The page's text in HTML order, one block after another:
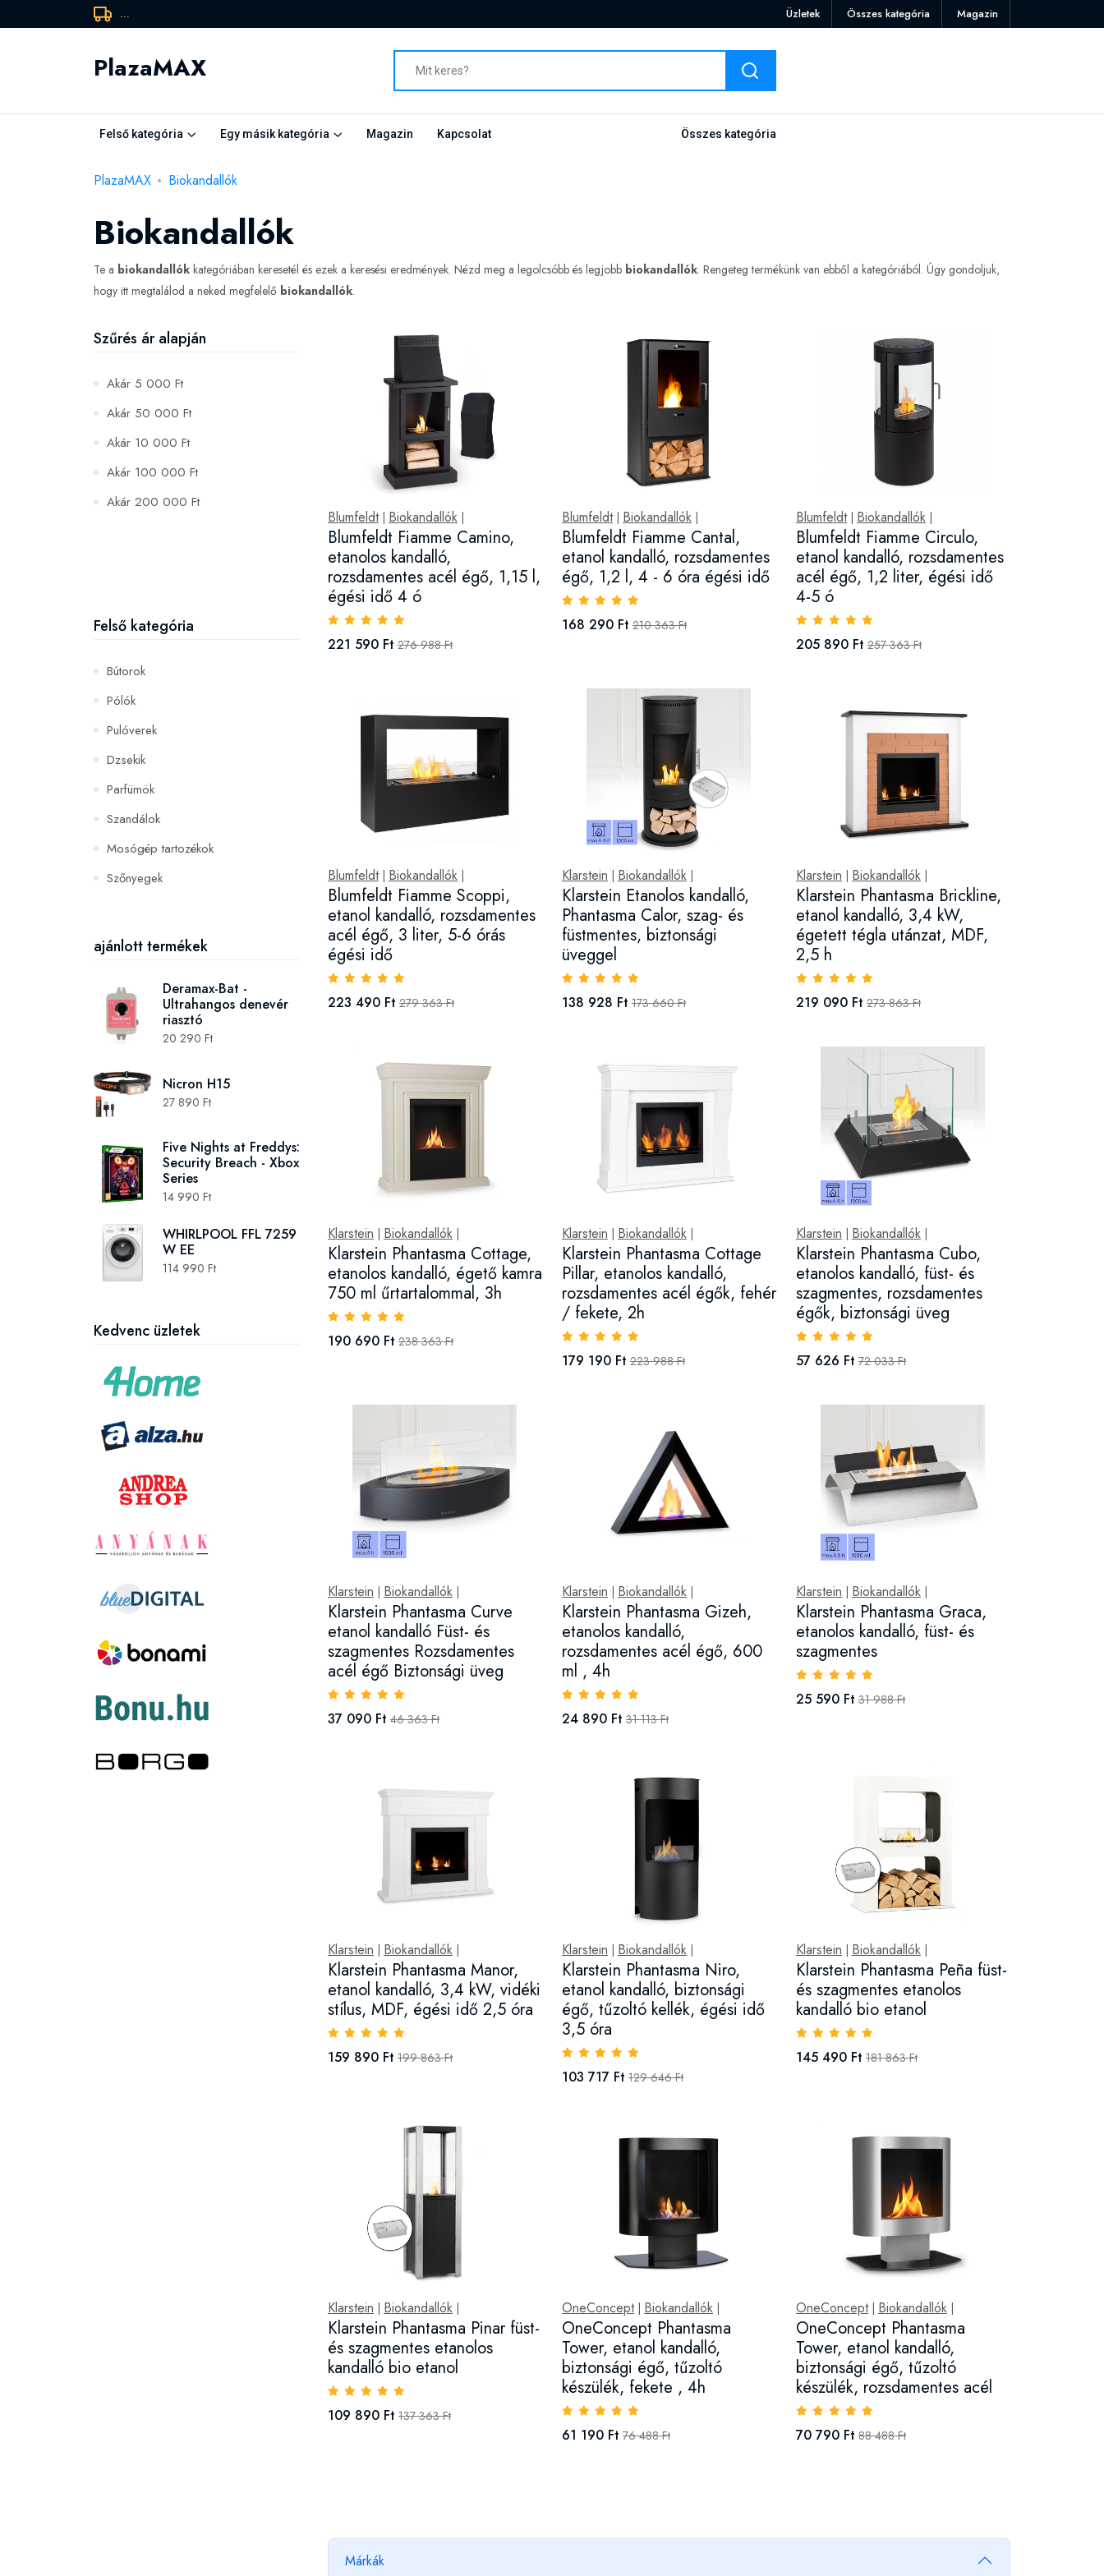
... Üzletek Összes kategória Magazin
PlazaMAX
Felső kategória Egy másik kategória Magazin Kapcsolat Összes kategória
PlazaMAX Biokandallók
Biokandallók
Te a biokandallók kategóriában keresetél és ezek a keresési eredmények. Nézd meg a legolcsóbb és legjobb biokandallók. Rengeteg termékünk van ebből a kategóriából. Úgy gondoljuk,
hogy itt megtalálod a neked megfelelő biokandallók.
Szűrés ár alapján
Akár 5 000 Ft
Akár 50 000 Ft
Akár 10 000 Ft
Akár 100 000 Ft
Akár 200 000 Ft
Felső kategória
Bútorok
Pólók
Pulóverek
Dzsekik
Parfümök
Szandálok
Mosógép tartozékok
Szőnyegek
Szerszámok és gépek
ajánlott termékek
Deramax-Bat -
Ultrahangos denevér
riasztó
20 290 Ft
Nicron H15
27 890 Ft
Five Nights at Freddys:
Security Breach - Xbox
Series
14 990 Ft
WHIRLPOOL FFL 7259
W EE
114 990 Ft
Kedvenc üzletek
Blumfeldt| Biokandallók
Blumfeldt Fiamme Camino,
etanolos kandalló,
rozsdamentes acél égő, 1,15 l,
égési idő 4 ó
221 590 Ft 276 988 Ft
Blumfeldt| Biokandallók|
Blumfeldt Fiamme Cantal,
etanol kandalló, rozsdamentes
égő, 1,2 l, 4 - 6 óra égési idő
168 290 Ft 210 363 Ft
Blumfeldt| Biokandallók|
Blumfeldt Fiamme Circulo,
etanol kandalló, rozsdamentes
acél égő, 1,2 liter, égési idő
4-5 ó
205 890 Ft 257 363 Ft
Blumfeldt| Biokandallók
Blumfeldt Fiamme Scoppi,
etanol kandalló, rozsdamentes
acél égő, 3 liter, 5-6 órás
égési idő
223 490 Ft 279 363 Ft
Klarstein Biokandallók|
Klarstein Etanolos kandalló,
Phantasma Calor, szag- és
füstmentes, biztonsági
üveggel
138 928 Ft 173 660 Ft
Klarstein Biokandallók|
Klarstein Phantasma Brickline,
etanol kandalló, 3,4 kW,
égetett tégla utánzat, MDF,
2,5 h
219 090 Ft 273 863 Ft
Klarstein Biokandallók
Klarstein Phantasma Cottage,
etanolos kandalló, égető kamra
750 ml űrtartalommal, 3h
190 690 Ft 238 363 Ft
Klarstein Biokandallók|
Klarstein Phantasma Cottage
Pillar, etanolos kandalló,
rozsdamentes acél égők, fehér
/ fekete, 2h
179 190 Ft 223 988 Ft
Klarstein Biokandallók|
Klarstein Phantasma Cubo,
etanolos kandalló, füst- és
szagmentes, rozsdamentes
égők, biztonsági üveg
57 626 Ft 72 033 Ft
Klarstein Biokandallók
Klarstein Phantasma Curve
etanol kandalló Füst- és
szagmentes Rozsdamentes
acél égő Biztonsági üveg
37 090 Ft 46 363 Ft
Klarstein Biokandallók|
Klarstein Phantasma Gizeh,
etanolos kandalló,
rozsdamentes acél égő, 600
ml , 4h
24 890 Ft 31 113 Ft
Klarstein Biokandallók|
Klarstein Phantasma Graca,
etanolos kandalló, füst- és
szagmentes
25 590 Ft 31 988 Ft
Klarstein Biokandallók
Klarstein Phantasma Manor,
etanol kandalló, 3,4 kW, vidéki
stílus, MDF, égési idő 2,5 óra
159 890 Ft 199 863 Ft
Klarstein Biokandallók|
Klarstein Phantasma Niro,
etanol kandalló, biztonsági
égő, tűzoltó kellék, égési idő
3,5 óra
103 717 Ft 129 646 Ft
Klarstein Biokandallók|
Klarstein Phantasma Peña füst-
és szagmentes etanolos
kandalló bio etanol
145 490 Ft 181 863 Ft
Klarstein Biokandallók
Klarstein Phantasma Pinar füst-
és szagmentes etanolos
kandalló bio etanol
109 890 Ft 137 363 Ft
OneConcept| Biokandallók|
OneConcept Phantasma
Tower, etanol kandalló,
biztonsági égő, tűzoltó
készülék, fekete , 4h
61 190 Ft 76 488 Ft
OneConcept| Biokandallók|
OneConcept Phantasma
Tower, etanol kandalló,
biztonsági égő, tűzoltó
készülék, rozsdamentes acél
70 790 Ft 88 488 Ft
Márkák